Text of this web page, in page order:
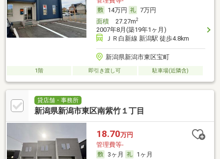
14万円
7万円
面積27.27m2
2007年8月(築19年1ヶ月)
ＪＲ白新線 新潟駅 徒歩4.8km
新潟県新潟市東区宝町
1階 即引き渡し可 駐車場(近隣含)
貸店舗・事務所
新潟県新潟市東区南紫竹１丁目
18.70万円
管理費等-
3ヶ月
1ヶ月